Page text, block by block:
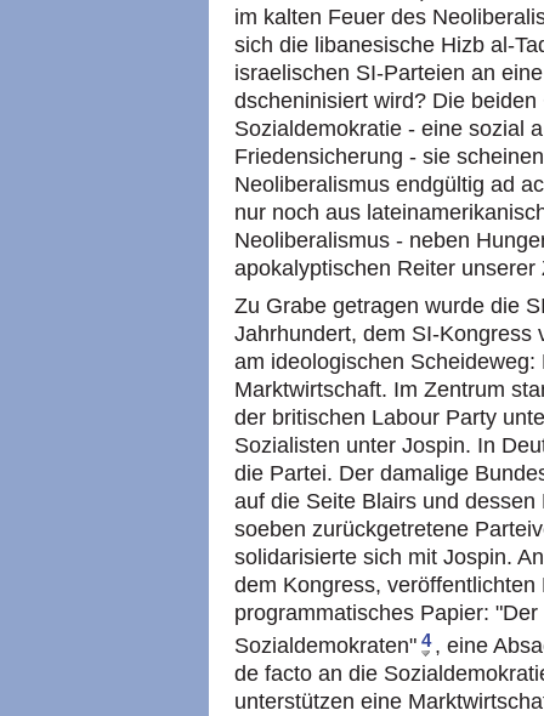
im kalten Feuer des
sich die libanesische Hizb al-
israelischen SI-Parteien an
dscheninisiert wird? Die
Sozialdemokratie - eine sozial
Friedensicherung - sie
Neoliberalismus endgültig ad
nur noch aus
Neoliberalismus - neben
apokalyptischen Reiter unserer
Zu Grabe getragen wurde die
Jahrhundert, dem SI-Kongress
am ideologischen
Marktwirtschaft. Im Zentrum
der britischen Labour Party
Sozialisten unter Jospin. In
die Partei. Der damalige
auf die Seite Blairs und
soeben zurückgetretene
solidarisierte sich mit Jospin.
dem Kongress,
programmatisches Papier:
Sozialdemokraten" 4 , eine
de facto an die
unterstützen eine